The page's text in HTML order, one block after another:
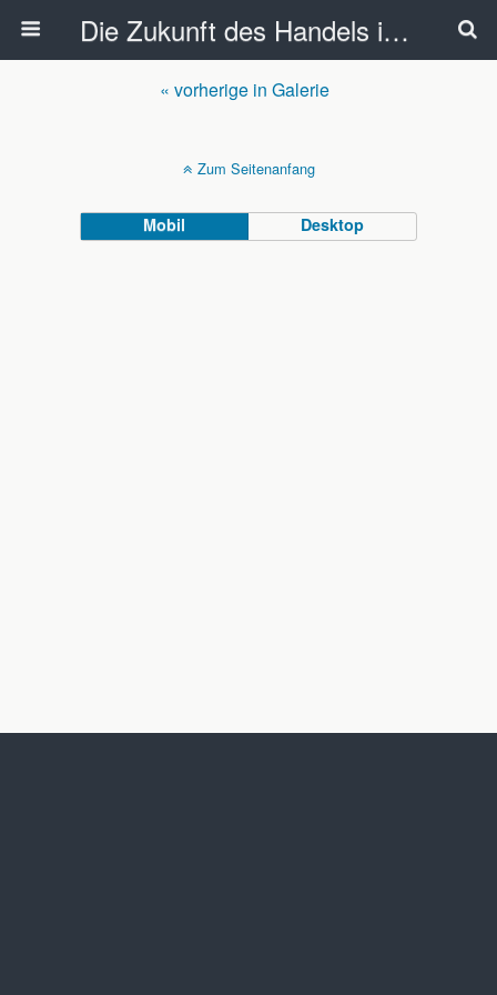
Die Zukunft des Handels in NRW – Perspektiven von Konsumenten, Einzelhandel und Kommunen
« vorherige in Galerie
Zum Seitenanfang
Mobil Desktop